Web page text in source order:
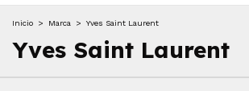
Inicio > Marca > Yves Saint Laurent
Yves Saint Laurent